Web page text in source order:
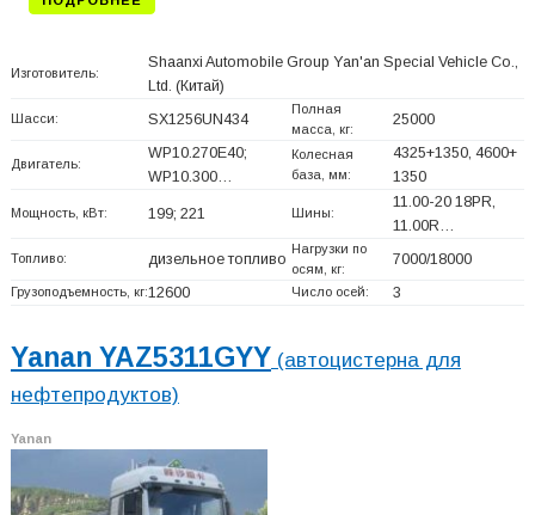
Изготовитель:
Shaanxi Automobile Group Yan'an Special Vehicle Co.,
Ltd. (Китай)
Шасси: SX1256UN434
Полная
масса, кг:
25000
Двигатель:
WP10.270E40;
WP10.300…
Колесная
база, мм:
4325+1350, 4600+
1350
Мощность, кВт: 199; 221 Шины:
11.00-20 18PR,
11.00R…
Топливо: дизельное топливо
Нагрузки по
осям, кг:
7000/18000
Грузоподъемность, кг:12600 Число осей: 3
Yanan YAZ5311GYY (автоцистерна для
нефтепродуктов)
Yanan